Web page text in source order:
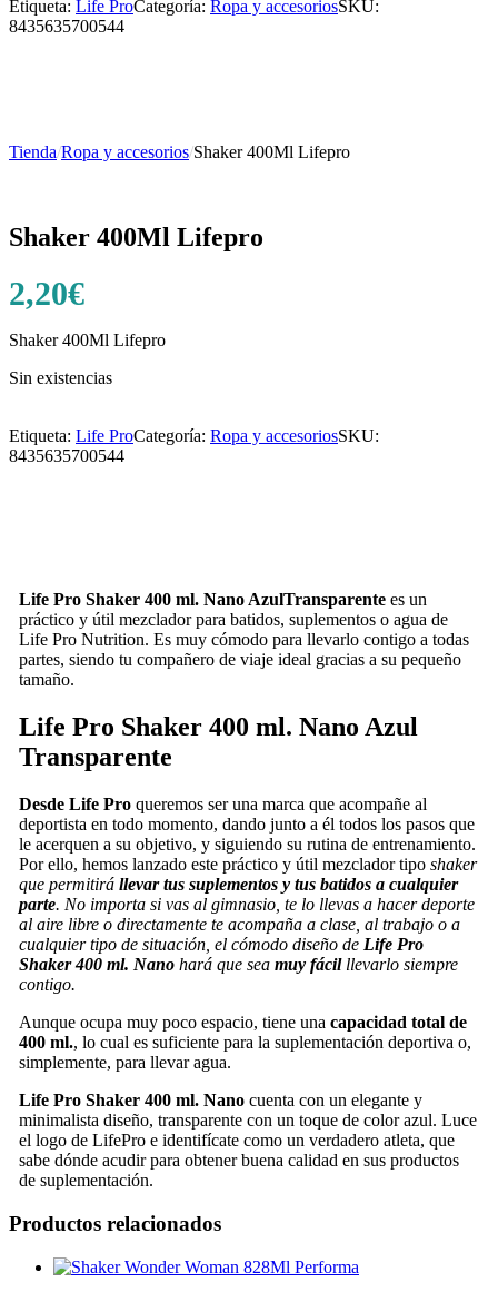
Etiqueta: Life ProCategoría: Ropa y accesoriosSKU:
8435635700544
Tienda/Ropa y accesorios/Shaker 400Ml Lifepro
Shaker 400Ml Lifepro
2,20€
Shaker 400Ml Lifepro
Sin existencias
Etiqueta: Life ProCategoría: Ropa y accesoriosSKU:
8435635700544
Life Pro Shaker 400 ml. Nano AzulTransparentees un
práctico y útil mezclador para batidos, suplementos o agua de
Life Pro Nutrition. Es muy cómodo para llevarlo contigo a todas
partes, siendo tu compañero de viaje ideal gracias a su pequeño
tamaño.
Life Pro Shaker 400 ml. Nano Azul
Transparente
Desde Life Proqueremos ser una marca que acompañe al
deportista en todo momento, dando junto a él todos los pasos que
le acerquen a su objetivo, y siguiendo su rutina de entrenamiento.
Por ello, hemos lanzado este práctico y útil mezclador tipo shaker
que permitirá llevar tus suplementos y tus batidos a cualquier
parte. No importa si vas al gimnasio, te lo llevas a hacer deporte
al aire libre o directamente te acompaña a clase, al trabajo o a
cualquier tipo de situación, el cómodo diseño de Life Pro
Shaker 400 ml. Nanohará que sea muy fácilllevarlo siempre
contigo.
Aunque ocupa muy poco espacio, tiene una capacidad total de
400 ml., lo cual es suficiente para la suplementación deportiva o,
simplemente, para llevar agua.
Life Pro Shaker 400 ml. Nanocuenta con un elegante y
minimalista diseño, transparente con un toque de color azul. Luce
el logo de LifePro e identifícate como un verdadero atleta, que
sabe dónde acudir para obtener buena calidad en sus productos
de suplementación.
Productos relacionados